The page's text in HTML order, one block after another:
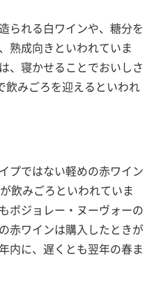
られる白ワインや、糖分を
熟成向きといわれていま
、寝かせることでおいしさ
飲みごろを迎えるといわれ
プではない軽めの赤ワイン
飲みごろといわれていま
ボジョレー・ヌーヴォーの
赤ワインは購入したときが
内に、遅くとも翌年の春ま